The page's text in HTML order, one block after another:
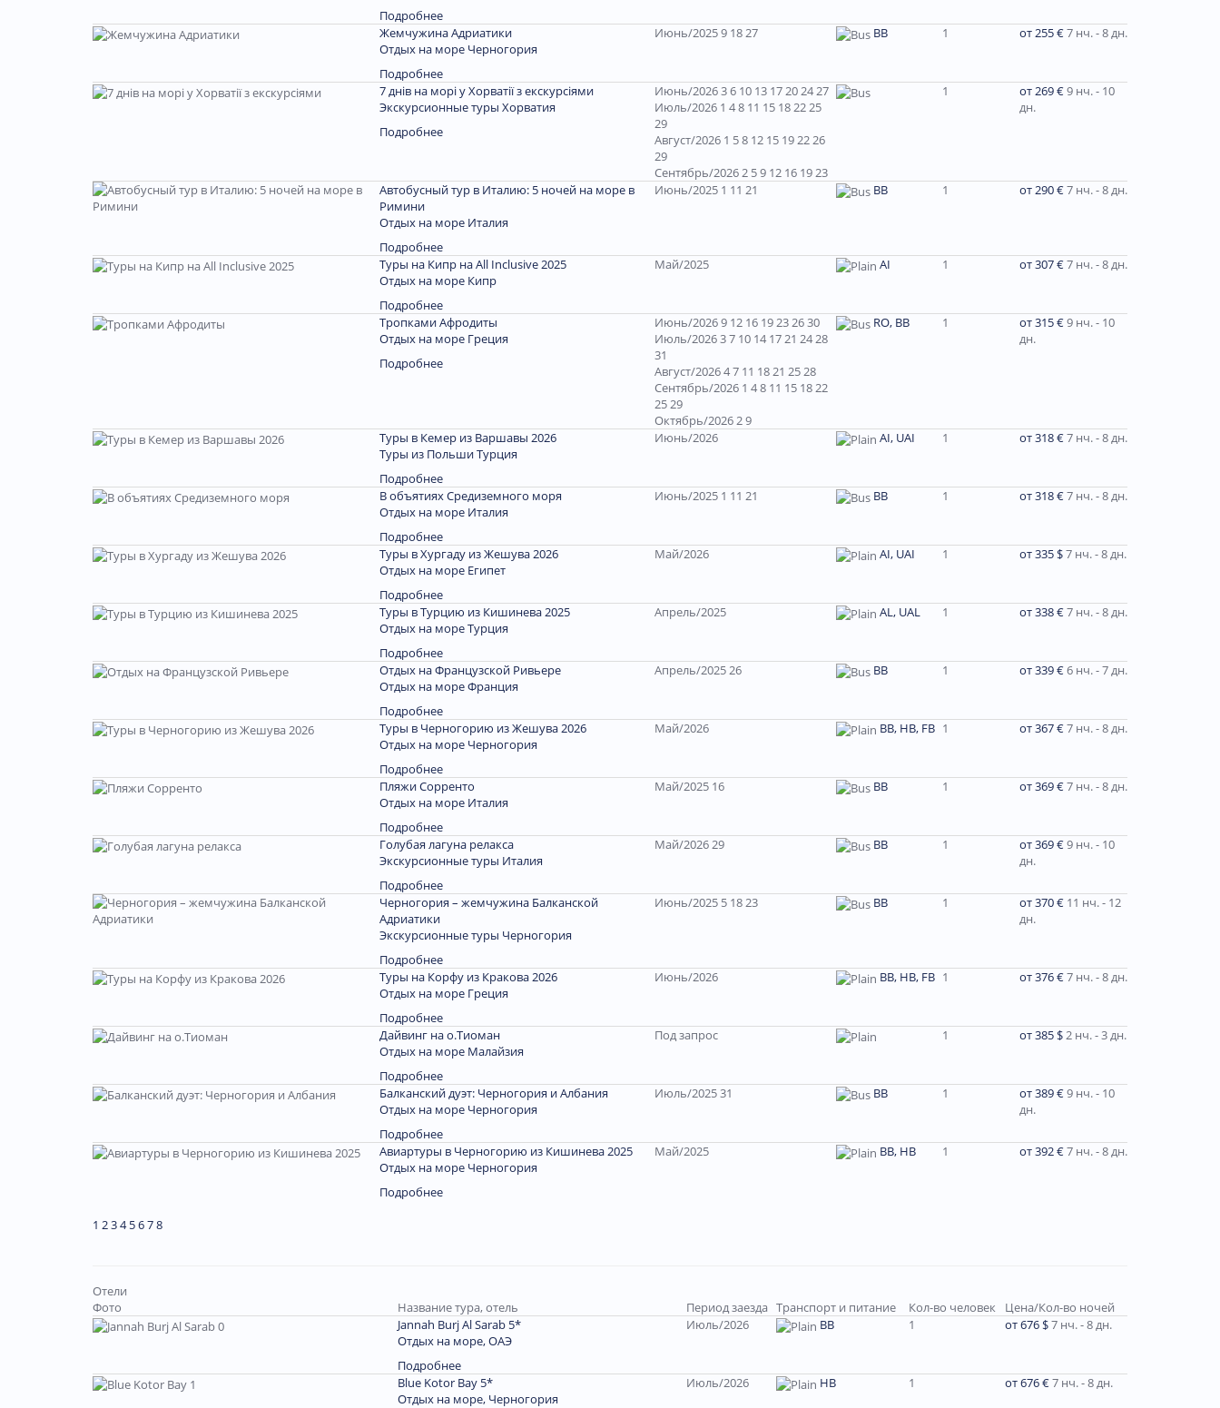
Подробнее
Жемчужина Адриатики
Отдых на море Черногория
Подробнее
Июнь/2025 9 18 27 BB 1 от 255 €7 нч. - 8 дн.
7 днів на морі у Хорватії з екскурсіями
Экскурсионные туры Хорватия
Подробнее
Июнь/2026 3 6 10 13 17 20 24 27
Июль/2026 1 4 8 11 15 18 22 25
29
Август/2026 1 5 8 12 15 19 22 26
29
Сентябрь/2026 2 5 9 12 16 19 23
1 от 269 €9 нч. - 10
дн.
Автобусный тур в Италию: 5 ночей на море в
Римини
Отдых на море Италия
Подробнее
Июнь/2025 1 11 21 ВВ 1 от 290 €7 нч. - 8 дн.
Туры на Кипр на All Inclusive 2025
Отдых на море Кипр
Подробнее
Май/2025 AI 1 от 307 €7 нч. - 8 дн.
Тропками Афродиты
Отдых на море Греция
Подробнее
Июнь/2026 9 12 16 19 23 26 30
Июль/2026 3 7 10 14 17 21 24 28
31
Август/2026 4 7 11 18 21 25 28
Сентябрь/2026 1 4 8 11 15 18 22
25 29
Октябрь/2026 2 9
RO, BB 1 от 315 €9 нч. - 10
дн.
Туры в Кемер из Варшавы 2026
Туры из Польши Турция
Подробнее
Июнь/2026 AI, UAI 1 от 318 €7 нч. - 8 дн.
В объятиях Средиземного моря
Отдых на море Италия
Подробнее
Июнь/2025 1 11 21 BB 1 от 318 €7 нч. - 8 дн.
Туры в Хургаду из Жешува 2026
Отдых на море Египет
Подробнее
Май/2026 AI, UAI 1 от 335 $7 нч. - 8 дн.
Туры в Турцию из Кишинева 2025
Отдых на море Турция
Подробнее
Апрель/2025 AL, UAL 1 от 338 €7 нч. - 8 дн.
Отдых на Французской Ривьере
Отдых на море Франция
Подробнее
Апрель/2025 26 BB 1 от 339 €6 нч. - 7 дн.
Туры в Черногорию из Жешува 2026
Отдых на море Черногория
Подробнее
Май/2026 BB, HB, FB 1 от 367 €7 нч. - 8 дн.
Пляжи Сорренто
Отдых на море Италия
Подробнее
Май/2025 16 BB 1 от 369 €7 нч. - 8 дн.
Голубая лагуна релакса
Экскурсионные туры Италия
Подробнее
Май/2026 29 BB 1 от 369 €9 нч. - 10
дн.
Черногория – жемчужина Балканской
Адриатики
Экскурсионные туры Черногория
Подробнее
Июнь/2025 5 18 23 BB 1 от 370 € 11 нч. - 12
дн.
Туры на Корфу из Кракова 2026
Отдых на море Греция
Подробнее
Июнь/2026 BB, HB, FB 1 от 376 €7 нч. - 8 дн.
Дайвинг на о.Тиоман
Отдых на море Малайзия
Подробнее
Под запрос 1 от 385 $2 нч. - 3 дн.
Балканский дуэт: Черногория и Албания
Отдых на море Черногория
Подробнее
Июль/2025 31 ВВ 1 от 389 €9 нч. - 10
дн.
Авиартуры в Черногорию из Кишинева 2025
Отдых на море Черногория
Подробнее
Май/2025 ВВ, НВ 1 от 392 €7 нч. - 8 дн.
1 234 5678
Отели
Фото
Название тура, отель Период заезда Транспорт и питание Кол-во человек
Цена/Кол-во ночей
Jannah Burj Al Sarab 5*
Отдых на море, ОАЭ
Подробнее
Июль/2026 ВВ 1 от 676 $7 нч. - 8 дн.
Blue Kotor Bay 5*
Отдых на море, Черногория
Июль/2026 HB 1 от 676 €7 нч. - 8 дн.